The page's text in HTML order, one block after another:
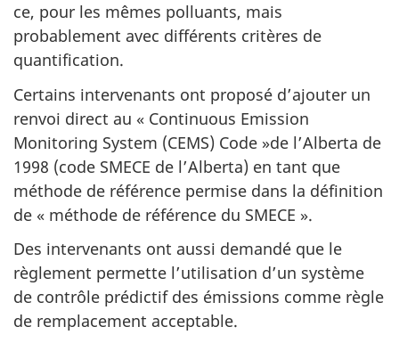
ce, pour les mêmes polluants, mais
probablement avec différents critères de
quantification.
Certains intervenants ont proposé d’ajouter un
renvoi direct au « Continuous Emission
Monitoring System (CEMS) Code »de l’Alberta de
1998 (code SMECE de l’Alberta) en tant que
méthode de référence permise dans la définition
de « méthode de référence du SMECE ».
Des intervenants ont aussi demandé que le
règlement permette l’utilisation d’un système
de contrôle prédictif des émissions comme règle
de remplacement acceptable.